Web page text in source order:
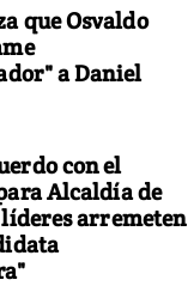
que Osvaldo
a Daniel
con el
Alcaldía de
arremeten